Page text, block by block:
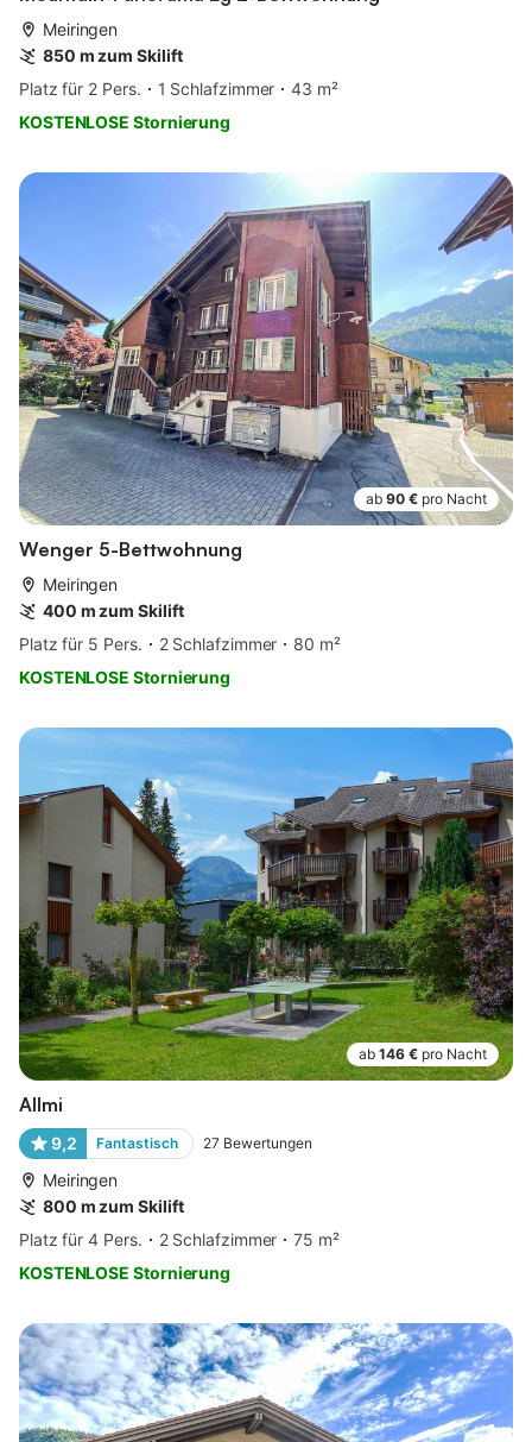
Meiringen
850 m zum Skilift
Platz für 2 Pers.
1 Schlafzimmer
43 m²
KOSTENLOSE Stornierung
ab 90 € pro Nacht
Wenger 5-Bettwohnung
Meiringen
400 m zum Skilift
Platz für 5 Pers.
2 Schlafzimmer
80 m²
KOSTENLOSE Stornierung
ab 146 € pro Nacht
Allmi
9,2 Fantastisch 27 Bewertungen
Meiringen
800 m zum Skilift
Platz für 4 Pers.
2 Schlafzimmer
75 m²
KOSTENLOSE Stornierung